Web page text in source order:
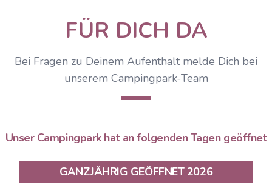
FÜR DICH DA
Bei Fragen zu Deinem Aufenthalt melde Dich bei
unserem Campingpark-Team
Unser Campingpark hat an folgenden Tagen geöffnet
GANZJÄHRIG GEÖFFNET 2026